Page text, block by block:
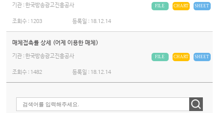
기관 : 한국방송광고진흥공사 SHEET
CHART
FILE
조회수 : 1203 등록일 : 18.12.14
매체접촉률 상세 (어제 이용한 매체)
기관 : 한국방송광고진흥공사 SHEET
CHART
FILE
조회수 : 1482 등록일 : 18.12.14